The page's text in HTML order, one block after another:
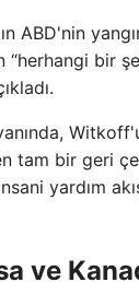
ABD'nin
“herhangi bir
tam bir geri
yardım
ve